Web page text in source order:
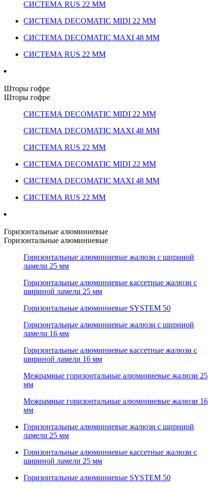
СИСТЕМА RUS 22 ММ
СИСТЕМА DECOMATIC MIDI 22 ММ
СИСТЕМА DECOMATIC MAXI 48 ММ
СИСТЕМА RUS 22 ММ
Шторы гофре
Шторы гофре
СИСТЕМА DECOMATIC MIDI 22 ММ
СИСТЕМА DECOMATIC MAXI 48 ММ
СИСТЕМА RUS 22 ММ
СИСТЕМА DECOMATIC MIDI 22 ММ
СИСТЕМА DECOMATIC MAXI 48 ММ
СИСТЕМА RUS 22 ММ
Горизонтальные алюминиевые
Горизонтальные алюминиевые
Горизонтальные алюминиевые жалюзи с шириной
ламели 25 мм
Горизонтальные алюминиевые кассетные жалюзи с
шириной ламели 25 мм
Горизонтальные алюминиевые SYSTEM 50
Горизонтальные алюминиевые жалюзи с шириной
ламели 16 мм
Горизонтальные алюминиевые кассетные жалюзи с
шириной ламели 16 мм
Межрамные горизонтальные алюминиевые жалюзи 25
мм
Межрамные горизонтальные алюминиевые жалюзи 16
мм
Горизонтальные алюминиевые жалюзи с шириной
ламели 25 мм
Горизонтальные алюминиевые кассетные жалюзи с
шириной ламели 25 мм
Горизонтальные алюминиевые SYSTEM 50